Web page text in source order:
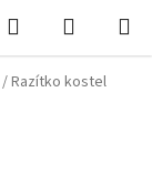
Hledat
KOŠÍK
/Razítko kostel